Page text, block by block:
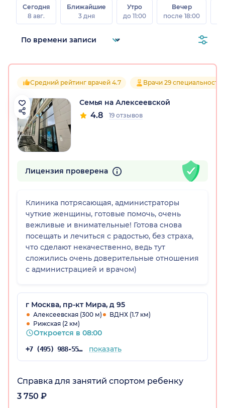
Сегодня
8 авг.
Ближайшие
3 дня
Утро
до 11:00
Вечер
после 18:00
Средний рейтинг врачей 4.7 Врачи 29
Семья на Алексеевской
4.8 19 отзывов
Лицензия проверена
Клиника потрясающая, администраторы
чуткие женщины, готовые помочь, очень
вежливые и внимательные! Готова снова
посещать и лечиться с радостью, без страха,
что сделают некачественно, ведь тут
сложились очень доверительные отношения
с администрацией и врачом)
г Москва, пр-кт Мира, д 95
Алексеевская (300 м)
ВДНХ (1.7 км)
Рижская (2 км)
Откроется в 08:00
+7 (495) 988-55-16 показать
Справка для занятий спортом ребенку
3 750 ₽